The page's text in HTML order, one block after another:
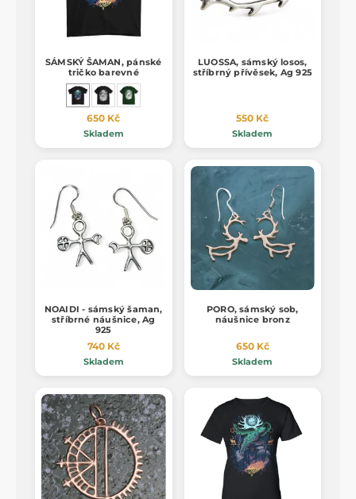
SÁMSKÝ ŠAMAN, pánské
tričko barevné
650 Kč
Skladem
LUOSSA, sámský losos,
stříbrný přívěsek, Ag 925
550 Kč
Skladem
NOAIDI - sámský šaman,
stříbrné náušnice, Ag
925
740 Kč
Skladem
PORO, sámský sob,
náušnice bronz
650 Kč
Skladem